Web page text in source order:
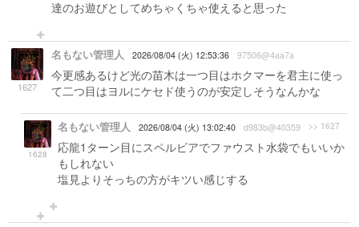
達のお遊びとしてめちゃくちゃ使えると思った
1627
名もない管理人 2026/08/04 (火) 12:53:36 97506@4aa7a
今更感あるけど光の苗木は一つ目はホクマーを君主に使っ
て二つ目はヨルにケセド使うのが安定しそうなんかな
1628
名もない管理人 2026/08/04 (火) 13:02:40 d983b@40359 >> 1627
応龍1ターン目にスペルビアでファウスト水袋でもいいか
もしれない
塩見よりそっちの方がキツい感じする